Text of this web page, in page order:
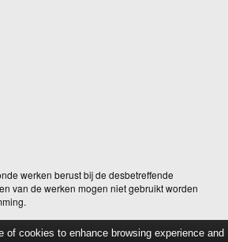
werken berust bij de desbetreffende
van de werken mogen niet gebruikt worden
of cookies to enhance browsing experience and